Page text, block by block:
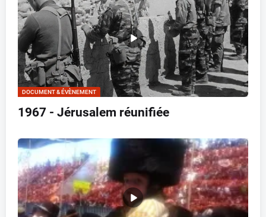
DOCUMENT & ÉVÈNEMENT
1967 - Jérusalem réunifiée